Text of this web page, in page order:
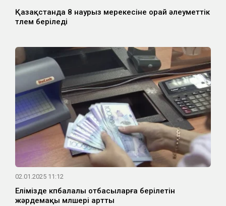
Қазақстанда 8 наурыз мерекесіне орай әлеуметтік
төлем беріледі
02.01.2025 11:12
Елімізде көпбалалы отбасыларға берілетін
жәрдемақы мөлшері артты